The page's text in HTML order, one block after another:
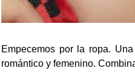
Empecemos por la ropa.
romántico y femenino.